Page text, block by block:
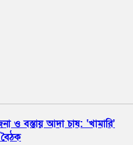
ও বস্তায় আদা চাষ: ‘খামারি’